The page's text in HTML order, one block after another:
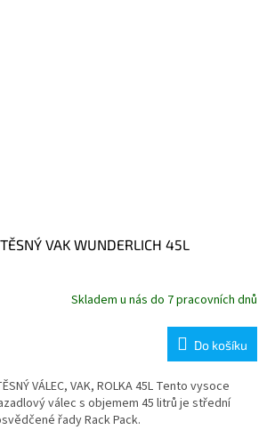
VAK WUNDERLICH 45L
Skladem u nás do 7 pracovních dnů
Do košíku
VÁLEC, VAK, ROLKA 45L Tento vysoce
válec s objemem 45 litrů je střední
řady Rack Pack.